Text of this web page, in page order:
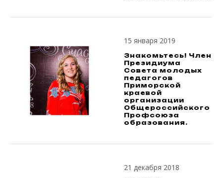
15 января 2019
Знакомьтесь! Член
Президиума
Совета молодых
педагогов
Приморской
краевой
организации
Общероссийского
Профсоюза
образования.
21 декабря 2018